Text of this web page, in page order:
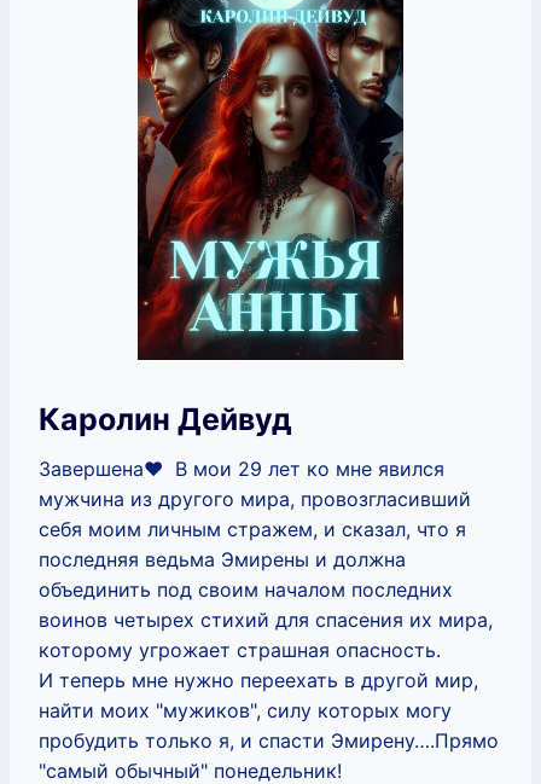
Каролин Дейвуд
Завершена❤ В мои 29 лет ко мне явился
мужчина из другого мира, провозгласивший
себя моим личным стражем, и сказал, что я
последняя ведьма Эмирены и должна
объединить под своим началом последних
воинов четырех стихий для спасения их мира,
которому угрожает страшная опасность.
И теперь мне нужно переехать в другой мир,
найти моих "мужиков", силу которых могу
пробудить только я, и спасти Эмирену….Прямо
"самый обычный" понедельник!